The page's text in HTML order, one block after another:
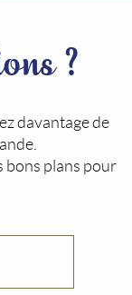
?
davantage de
bons plans pour